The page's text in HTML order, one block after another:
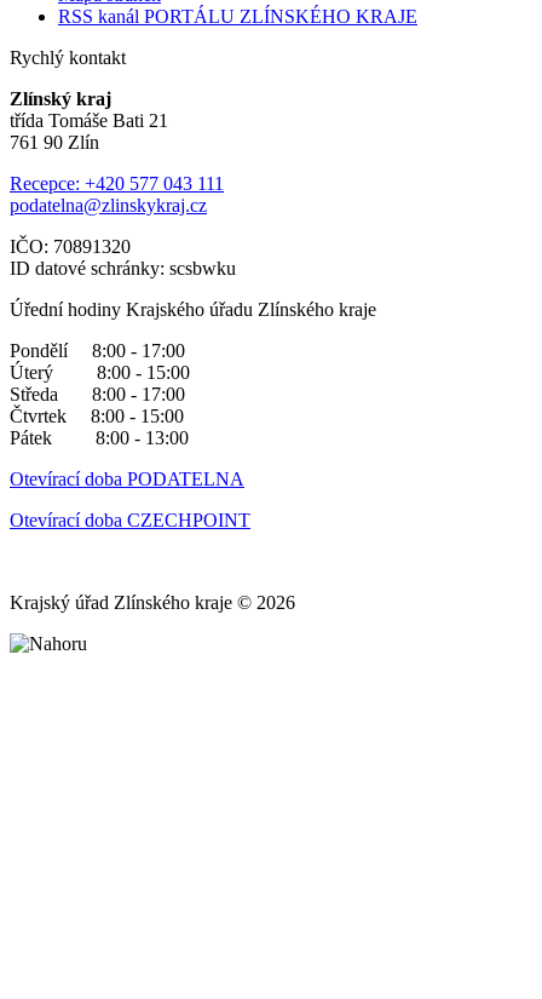
RSS kanál PORTÁLU ZLÍNSKÉHO KRAJE
Rychlý kontakt
Zlínský kraj
třída Tomáše Bati 21
761 90 Zlín
Recepce: +420 577 043 111
podatelna@zlinskykraj.cz
IČO: 70891320
ID datové schránky: scsbwku
Úřední hodiny Krajského úřadu Zlínského kraje
Pondělí 8:00 - 17:00
Úterý 8:00 - 15:00
Středa 8:00 - 17:00
Čtvrtek 8:00 - 15:00
Pátek 8:00 - 13:00
Otevírací doba PODATELNA
Otevírací doba CZECHPOINT
Krajský úřad Zlínského kraje © 2026